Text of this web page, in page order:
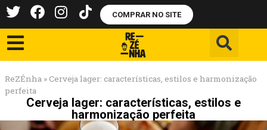
COMPRAR NO SITE
ReZÉnha »Cerveja lager: características, estilos e harmonização
perfeita
Cerveja lager: características, estilos e
harmonização perfeita